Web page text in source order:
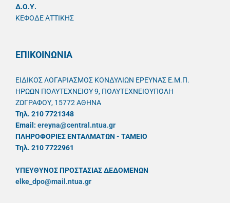
Δ.Ο.Υ.
ΚΕΦΟΔΕ ΑΤΤΙΚΗΣ
ΕΠΙΚΟΙΝΩΝΙΑ
ΕΙΔΙΚΟΣ ΛΟΓΑΡΙΑΣΜΟΣ ΚΟΝΔΥΛΙΩΝ ΕΡΕΥΝΑΣ Ε.Μ.Π.
ΗΡΩΩΝ ΠΟΛΥΤΕΧΝΕΙΟΥ 9, ΠΟΛΥΤΕΧΝΕΙΟΥΠΟΛΗ
ΖΩΓΡΑΦΟΥ, 15772 ΑΘΗΝΑ
Τηλ. 210 7721348
Email: ereyna@central.ntua.gr
ΠΛΗΡΟΦΟΡΙΕΣ ΕΝΤΑΛΜΑΤΩΝ - ΤΑΜΕΙΟ
Τηλ. 210 7722961
ΥΠΕΥΘYΝΟΣ ΠΡΟΣΤΑΣΙΑΣ ΔΕΔΟΜΕΝΩΝ
elke_dpo@mail.ntua.gr